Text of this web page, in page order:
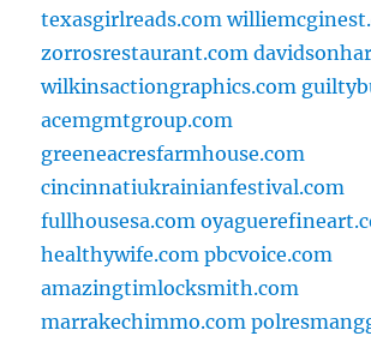
texasgirlreads.com
zorrosrestaurant.com
wilkinsactiongraphics.com
acemgmtgroup.com
greeneacresfarmhouse.com
cincinnatiukrainianfestival.com
fullhousesa.com
healthywife.com pbcvoice.com
amazingtimlocksmith.com
marrakechimmo.com